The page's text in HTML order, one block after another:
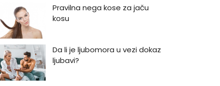
Pravilna nega kose za jaču
kosu
Da li je ljubomora u vezi dokaz
ljubavi?